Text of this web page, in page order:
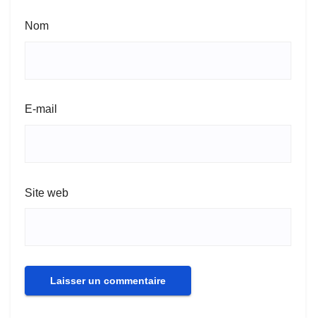
Nom
E-mail
Site web